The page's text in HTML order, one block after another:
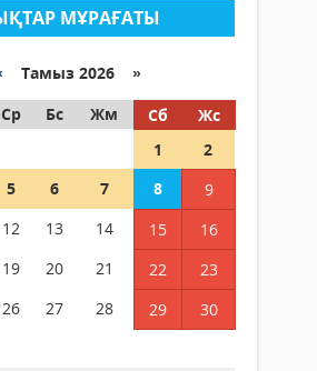
МҰРАҒАТЫ
Тамыз 2026 »
Ср Бс Жм Сб
Жс
1
2
5 6 7 8
9
12 13 14 15
16
19 20 21 22
23
26 27 28 29
30